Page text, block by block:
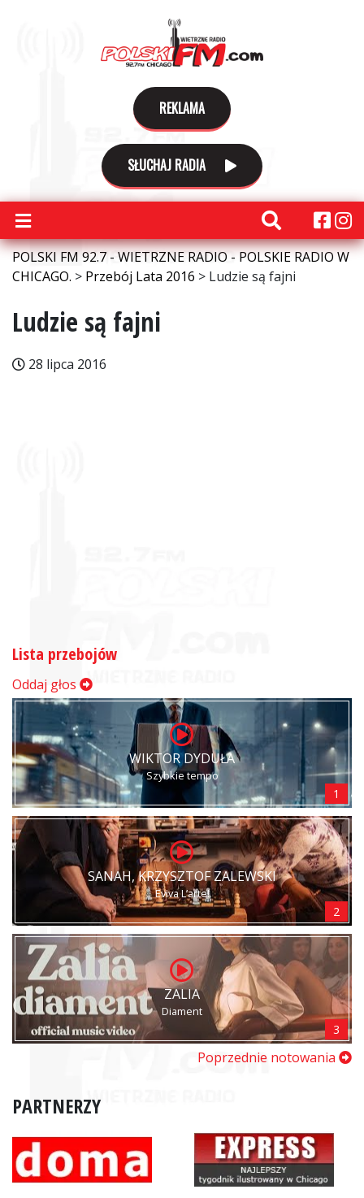
REKLAMA
SŁUCHAJ RADIA
POLSKI FM 92.7 - WIETRZNE RADIO - POLSKIE RADIO W
CHICAGO. > Przebój Lata 2016 > Ludzie są fajni
Ludzie są fajni
28 lipca 2016
Lista przebojów
Oddaj głos
WIKTOR DYDUŁA
Szybkie tempo
1
SANAH, KRZYSZTOF ZALEWSKI
Eviva L’arte!
2
ZALIA
Diament
3
Poprzednie notowania
PARTNERZY